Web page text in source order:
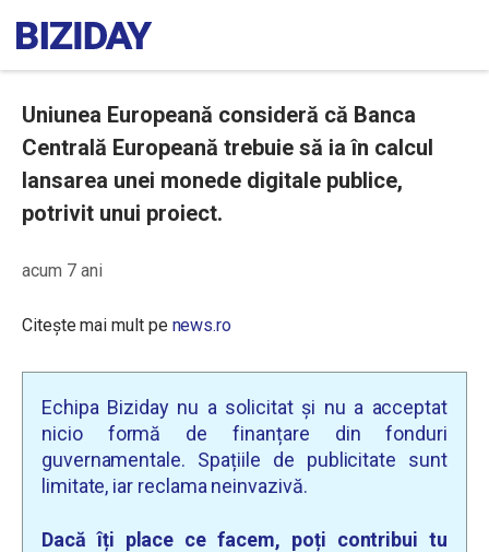
Uniunea Europeană consideră că Banca
Centrală Europeană trebuie să ia în calcul
lansarea unei monede digitale publice,
potrivit unui proiect.
acum 7 ani
Citește mai mult pe news.ro
Echipa Biziday nu a solicitat și nu a acceptat
nicio formă de finanțare din fonduri
guvernamentale. Spațiile de publicitate sunt
limitate, iar reclama neinvazivă.
Dacă îți place ce facem, poți contribui tu